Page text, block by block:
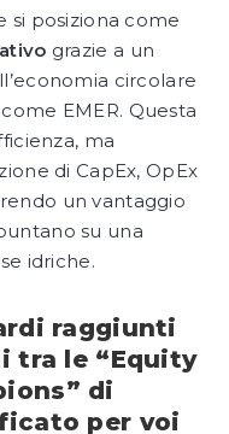
si posiziona come
grazie a un
circolare
EMER. Questa
ma
di CapEx, OpEx
un vantaggio
su una
idriche.
raggiunti
tra le “Equity
di
per voi